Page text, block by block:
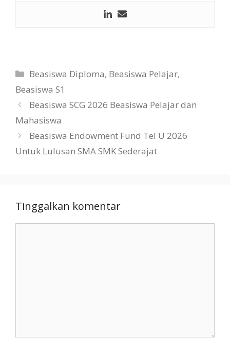
Kategori
Beasiswa Diploma, Beasiswa Pelajar,
Beasiswa S1
Beasiswa SCG 2026 Beasiswa Pelajar dan
Mahasiswa
Beasiswa Endowment Fund Tel U 2026
Untuk Lulusan SMA SMK Sederajat
Tinggalkan komentar